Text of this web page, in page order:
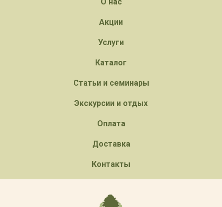
Акции
Услуги
Каталог
Статьи и семинары
Экскурсии и отдых
Оплата
Доставка
Контакты